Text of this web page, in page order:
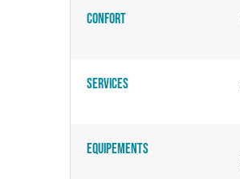
Confort
Services
Equipements